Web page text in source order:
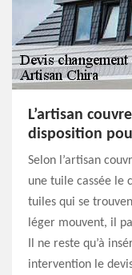
L’artisan
disposition
Selon l’artisan
une tuile cassée le
tuiles qui se
léger mouvent, il
Il ne reste qu’à
intervention le